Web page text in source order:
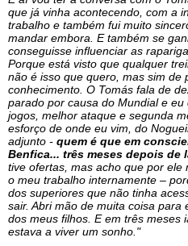
que já vinha acontecendo, com a
trabalho e também fui muito
mandar embora. E também se
conseguisse influenciar as
Porque está visto que qualquer
não é isso que quero, mas sim de
conhecimento. O Tomás fala de
parado por causa do Mundial e
jogos, melhor ataque e segunda
esforço de onde eu vim, do
adjunto - quem é que em
Benfica... três meses depois de
tive ofertas, mas acho que por ele
o meu trabalho internamente –
dos superiores que não tinha
sair. Abri mão de muita coisa
dos meus filhos. E em três meses
estava a viver um sonho."